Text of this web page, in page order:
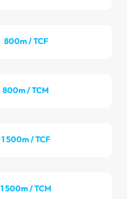
800m / TCF
800m / TCM
1 500m / TCF
1 500m / TCM